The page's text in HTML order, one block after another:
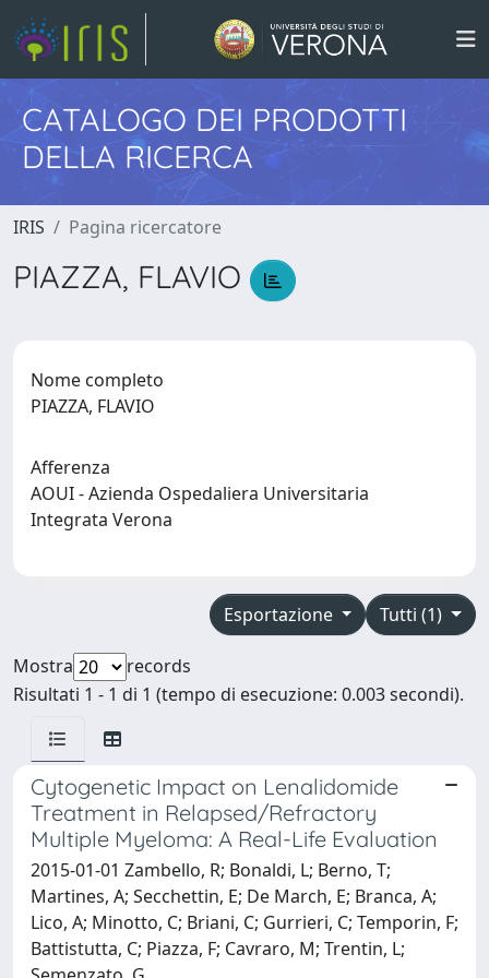
CATALOGO DEI PRODOTTI
DELLA RICERCA
IRIS Pagina ricercatore
PIAZZA, FLAVIO
Nome completo
PIAZZA, FLAVIO
Afferenza
AOUI - Azienda Ospedaliera Universitaria
Integrata Verona
Tutti (1)
Esportazione
Mostra
records
Risultati 1 - 1 di 1 (tempo di esecuzione: 0.003 secondi).
Cytogenetic Impact on Lenalidomide
Treatment in Relapsed/Refractory
Multiple Myeloma: A Real-Life Evaluation
2015-01-01 Zambello, R; Bonaldi, L; Berno, T;
Martines, A; Secchettin, E; De March, E; Branca, A;
Lico, A; Minotto, C; Briani, C; Gurrieri, C; Temporin, F;
Battistutta, C; Piazza, F; Cavraro, M; Trentin, L;